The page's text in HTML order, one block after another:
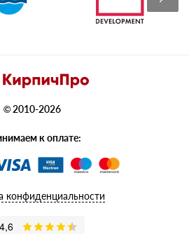
© 2010-2026
к оплате:
конфиденциальности